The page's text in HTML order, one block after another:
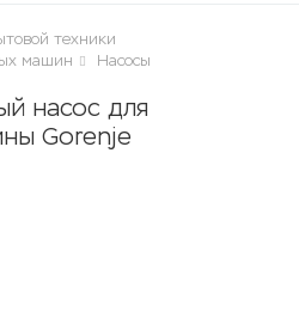
техники
машин
Насосы
насос для
Gorenje